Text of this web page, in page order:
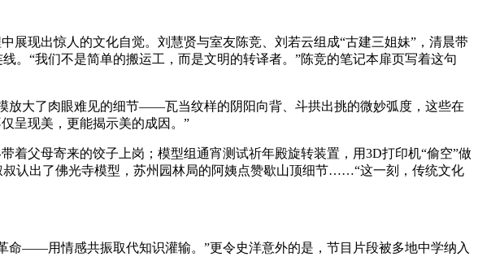
现出惊人的文化自觉。刘慧贤与室友陈竞、刘若云组成“古建三姐妹”，清晨带
。“我们不是简单的搬运工，而是文明的转译者。”陈竞的笔记本扉页写着这句
大了肉眼难见的细节——瓦当纹样的阴阳向背、斗拱出挑的微妙弧度，这些在
呈现美，更能揭示美的成因。”
父母寄来的饺子上岗；模型组通宵测试祈年殿旋转装置，用3D打印机“偷空”做
认出了佛光寺模型，苏州园林局的阿姨点赞歇山顶细节……“这一刻，传统文化
——用情感共振取代知识灌输。”更令史洋意外的是，节目片段被多地中学纳入